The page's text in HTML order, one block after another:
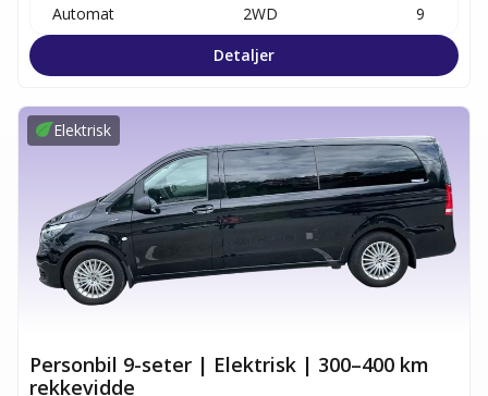
Automat 2WD
9
Detaljer
Elektrisk
Personbil 9-seter | Elektrisk | 300–400 km
rekkevidde